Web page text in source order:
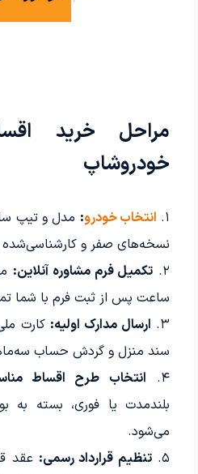
مراحل خرید
خودرو‌شاپ
۱. انتخاب خودرو: مدل و تیپ
نسخه‌های صفر و کارشناسی‌شده
۲. تکمیل فرم مشاوره آنلاین:
ساعت پس از ثبت فرم با شما
۳. ارسال مدارک اولیه: کارت
سند منزل و گردش حساب
۴.
انتخاب طرح اقساط
بلندمدت یا فوری، بسته به
می‌شود.
۵. تنظیم قرارداد رسمی: عقد